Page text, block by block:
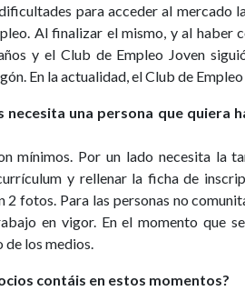
para acceder al mercado
Al finalizar el mismo, y al
y el Club de Empleo Joven
En la actualidad, el Club de
necesita una persona que quiera
mínimos. Por un lado necesita la
y rellenar la ficha de
2 fotos. Para las personas no
en vigor. En el momento que
de los medios.
contáis en estos momentos?